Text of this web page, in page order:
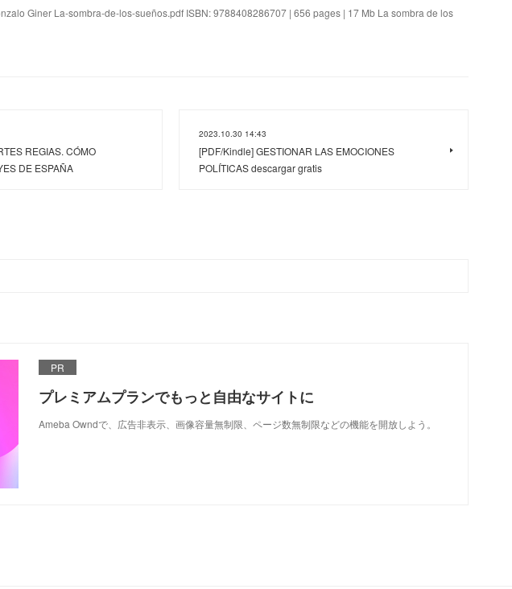
Giner La-sombra-de-los-sueños.pdf ISBN: 9788408286707 | 656 pages | 17 Mb La sombra de los
REGIAS. CÓMO
DE ESPAÑA
2023.10.30 14:43
[PDF/Kindle] GESTIONAR LAS EMOCIONES
POLÍTICAS descargar gratis
PR
プレミアムプランでもっと自由なサイトに
Ameba Owndで、広告非表示、画像容量無制限、ページ数無制限などの機能を開放しよう。